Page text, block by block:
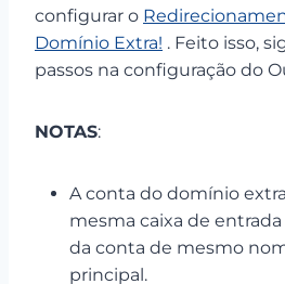
configurar o
Domínio Extra! . Feito isso,
passos na configuração do
NOTAS:
A conta do domínio
mesma caixa de
da conta de mesmo
principal.